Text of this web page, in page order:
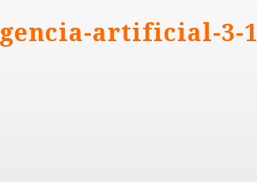
artificial-3-1